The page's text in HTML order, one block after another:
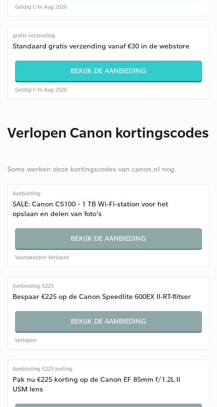
Geldig t/m Aug 2026
gratis verzending
Standaard gratis verzending vanaf €30 in de webstore
BEKIJK DE AANBIEDING
Geldig t/m Aug 2026
Verlopen Canon kortingscodes
Soms werken deze kortingscodes van canon.nl nog.
Aanbieding
SALE: Canon CS100 - 1 TB Wi-Fi-station voor het
opslaan en delen van foto's
BEKIJK DE AANBIEDING
Voorwaarden Verlopen
Aanbieding €225
Bespaar €225 op de Canon Speedlite 600EX II-RT-flitser
BEKIJK DE AANBIEDING
Verlopen
Aanbieding €225 korting
Pak nu €225 korting op de Canon EF 85mm f/1.2L II
USM lens